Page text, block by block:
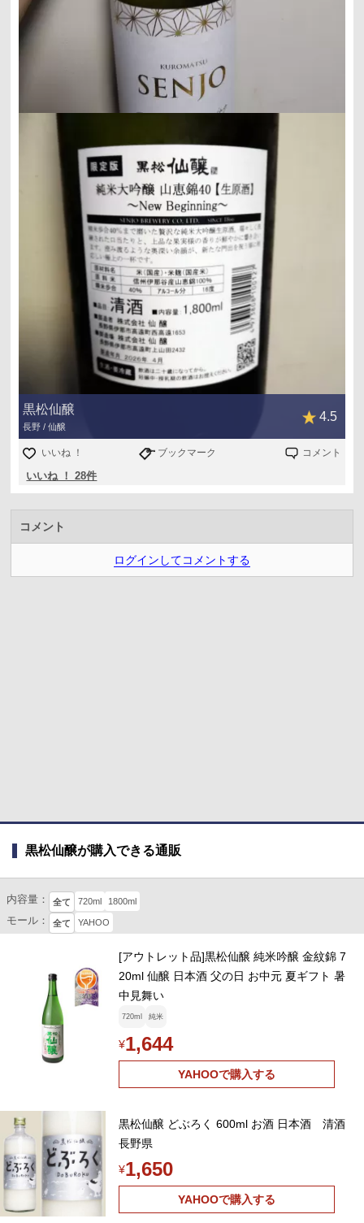
黒松仙醸
長野 / 仙醸
4.5
いいね ！ ブックマーク コメント
いいね ！ 28件
コメント
ログインしてコメントする
黒松仙醸が購入できる通販
内容量： 全て 720ml 1800ml
モール： 全て YAHOO
[アウトレット品]黒松仙醸 純米吟醸 金紋錦 7
20ml 仙醸 日本酒 父の日 お中元 夏ギフト 暑
中見舞い
720ml 純米
¥1,644
YAHOOで購入する
黒松仙醸 どぶろく 600ml お酒 日本酒 清酒
長野県
¥1,650
YAHOOで購入する